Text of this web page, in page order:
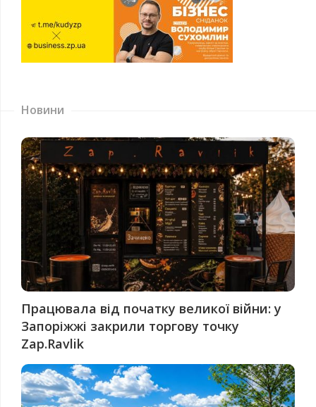
Новини
Працювала від початку великої війни: у
Запоріжжі закрили торгову точку
Zap.Ravlik